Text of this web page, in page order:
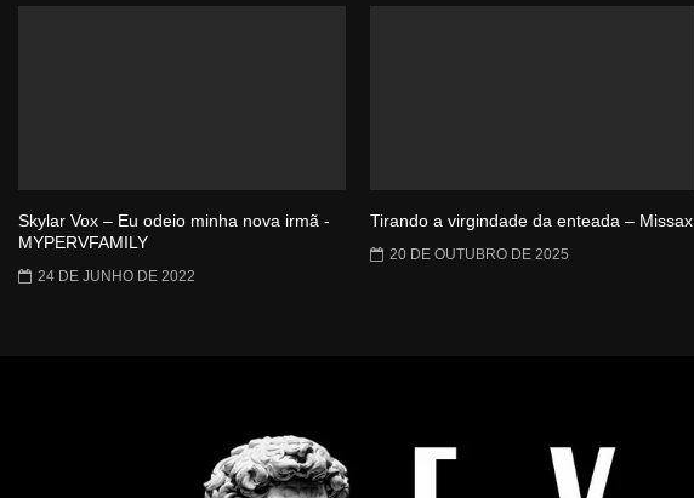
Skylar Vox – Eu odeio minha nova irmã -
MYPERVFAMILY
24 DE JUNHO DE 2022
Tirando a virgindade da enteada – Missax
20 DE OUTUBRO DE 2025